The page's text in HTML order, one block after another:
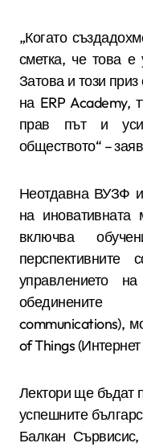
„Когато
сметка, че това е
Затова и този
на ERP Academy,
прав път и
обществото“ –
Неотдавна ВУЗФ и
на иновативната
включва
управлението
communications),
of Things
Лектори ще бъдат
успешните
Балкан